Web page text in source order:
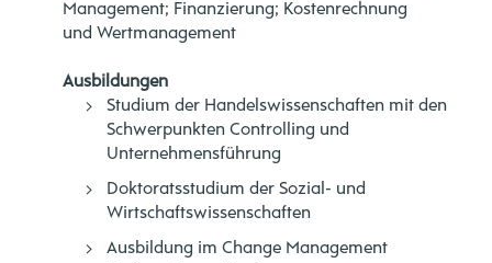
Management; Finanzierung; Kostenrechnung
und Wertmanagement
Ausbildungen
Studium der Handelswissenschaften mit den
Schwerpunkten Controlling und
Unternehmensführung
Doktoratsstudium der Sozial- und
Wirtschaftswissenschaften
Ausbildung im Change Management